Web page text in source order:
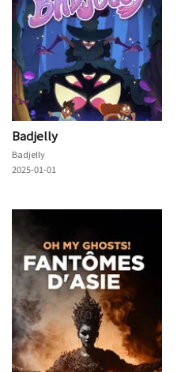
Badjelly
Badjelly
2025-01-01